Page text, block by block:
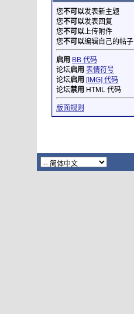
您不可以发表新主题
您不可以发表回复
您不可以上传附件
您不可以编辑自己的帖子
启用 BB 代码
论坛启用 表情符号
论坛启用 [IMG] 代码
论坛禁用 HTML 代码
版面规则